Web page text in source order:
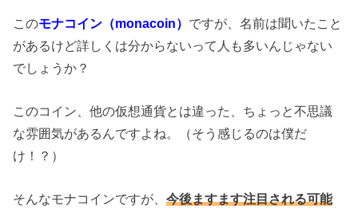
このモナコイン（monacoin） ですが、名前は聞いたこと
があるけど詳しくは分からないって人も多いんじゃない
でしょうか？
このコイン、他の仮想通貨とは違った、ちょっと不思議
な雰囲気があるんですよね。（そう感じるのは僕だ
け！？）
そんなモナコインですが、今後ますます注目される可能